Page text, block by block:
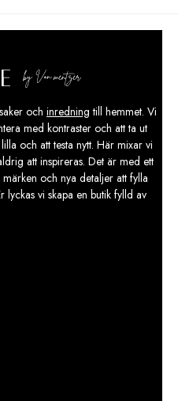
och inredning till hemmet. Vi
med kontraster och att ta ut
och att testa nytt. Här mixar vi
att inspireras. Det är med ett
och nya detaljer att fylla
lyckas vi skapa en butik fylld av